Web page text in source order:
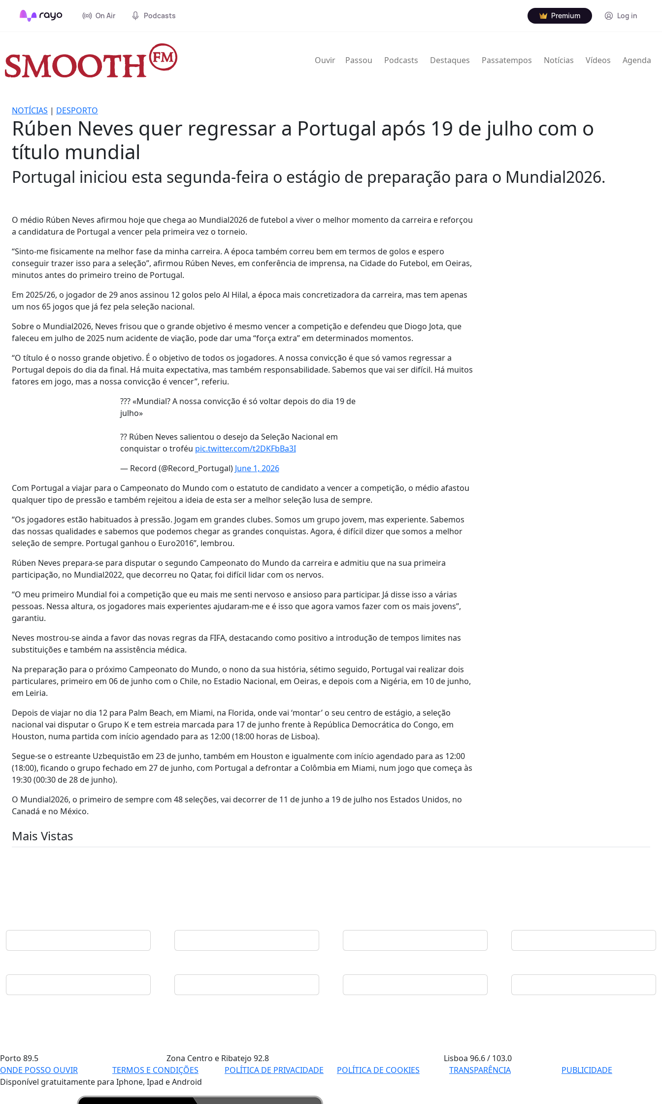
On Air Podcasts Premium Log in
Ouvir Passou Podcasts Destaques Passatempos Notícias Vídeos Agenda
NOTÍCIAS | DESPORTO
Rúben Neves quer regressar a Portugal após 19 de julho com o
título mundial
Portugal iniciou esta segunda-feira o estágio de preparação para o Mundial2026.
O médio Rúben Neves afirmou hoje que chega ao Mundial2026 de futebol a viver o melhor momento da carreira e reforçou
a candidatura de Portugal a vencer pela primeira vez o torneio.
“Sinto-me fisicamente na melhor fase da minha carreira. A época também correu bem em termos de golos e espero
conseguir trazer isso para a seleção”, afirmou Rúben Neves, em conferência de imprensa, na Cidade do Futebol, em Oeiras,
minutos antes do primeiro treino de Portugal.
Em 2025/26, o jogador de 29 anos assinou 12 golos pelo Al Hilal, a época mais concretizadora da carreira, mas tem apenas
um nos 65 jogos que já fez pela seleção nacional.
Sobre o Mundial2026, Neves frisou que o grande objetivo é mesmo vencer a competição e defendeu que Diogo Jota, que
faleceu em julho de 2025 num acidente de viação, pode dar uma “força extra” em determinados momentos.
“O título é o nosso grande objetivo. É o objetivo de todos os jogadores. A nossa convicção é que só vamos regressar a
Portugal depois do dia da final. Há muita expectativa, mas também responsabilidade. Sabemos que vai ser difícil. Há muitos
fatores em jogo, mas a nossa convicção é vencer”, referiu.
??? «Mundial? A nossa convicção é só voltar depois do dia 19 de
julho»
?? Rúben Neves salientou o desejo da Seleção Nacional em
conquistar o troféu pic.twitter.com/t2DKFbBa3I
— Record (@Record_Portugal) June 1, 2026
Com Portugal a viajar para o Campeonato do Mundo com o estatuto de candidato a vencer a competição, o médio afastou
qualquer tipo de pressão e também rejeitou a ideia de esta ser a melhor seleção lusa de sempre.
“Os jogadores estão habituados à pressão. Jogam em grandes clubes. Somos um grupo jovem, mas experiente. Sabemos
das nossas qualidades e sabemos que podemos chegar as grandes conquistas. Agora, é difícil dizer que somos a melhor
seleção de sempre. Portugal ganhou o Euro2016”, lembrou.
Rúben Neves prepara-se para disputar o segundo Campeonato do Mundo da carreira e admitiu que na sua primeira
participação, no Mundial2022, que decorreu no Qatar, foi difícil lidar com os nervos.
“O meu primeiro Mundial foi a competição que eu mais me senti nervoso e ansioso para participar. Já disse isso a várias
pessoas. Nessa altura, os jogadores mais experientes ajudaram-me e é isso que agora vamos fazer com os mais jovens”,
garantiu.
Neves mostrou-se ainda a favor das novas regras da FIFA, destacando como positivo a introdução de tempos limites nas
substituições e também na assistência médica.
Na preparação para o próximo Campeonato do Mundo, o nono da sua história, sétimo seguido, Portugal vai realizar dois
particulares, primeiro em 06 de junho com o Chile, no Estadio Nacional, em Oeiras, e depois com a Nigéria, em 10 de junho,
em Leiria.
Depois de viajar no dia 12 para Palm Beach, em Miami, na Florida, onde vai ‘montar’ o seu centro de estágio, a seleção
nacional vai disputar o Grupo K e tem estreia marcada para 17 de junho frente à República Democrática do Congo, em
Houston, numa partida com início agendado para as 12:00 (18:00 horas de Lisboa).
Segue-se o estreante Uzbequistão em 23 de junho, também em Houston e igualmente com início agendado para as 12:00
(18:00), ficando o grupo fechado em 27 de junho, com Portugal a defrontar a Colômbia em Miami, num jogo que começa às
19:30 (00:30 de 28 de junho).
O Mundial2026, o primeiro de sempre com 48 seleções, vai decorrer de 11 de junho a 19 de julho nos Estados Unidos, no
Canadá e no México.
Mais Vistas
Porto 89.5 Zona Centro e Ribatejo 92.8 Lisboa96.6 / 103.0
ONDE POSSO OUVIR
TERMOS E CONDIÇÕES POLÍTICA DE PRIVACIDADE POLÍTICA DE COOKIES TRANSPARÊNCIA
PUBLICIDADE
Disponível gratuitamente para Iphone, Ipad e Android